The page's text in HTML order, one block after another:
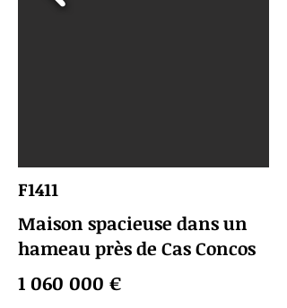
F1411
Maison spacieuse dans un
hameau près de Cas Concos
1 060 000 €